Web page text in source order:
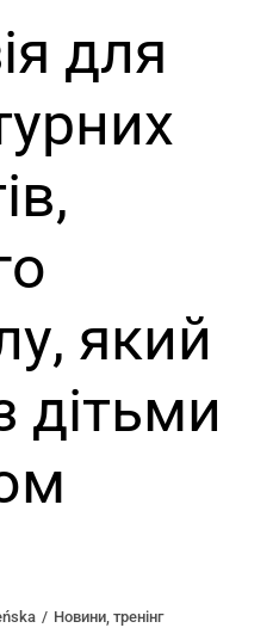
для
який
дітьми
Новини тренінг